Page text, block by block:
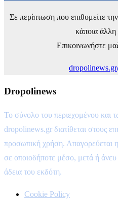
Σε περίπτωση που επιθυμείτε
κάποια άλλη
Επικοινωνήστε
Dropolinews
Το σύνολο του περιεχομένου και
dropolinews.gr διατίθεται στους
προσωπική χρήση. Απαγορεύεται
σε οποιοδήποτε μέσο, μετά ή άνευ
άδεια του εκδότη.
Cookie Policy